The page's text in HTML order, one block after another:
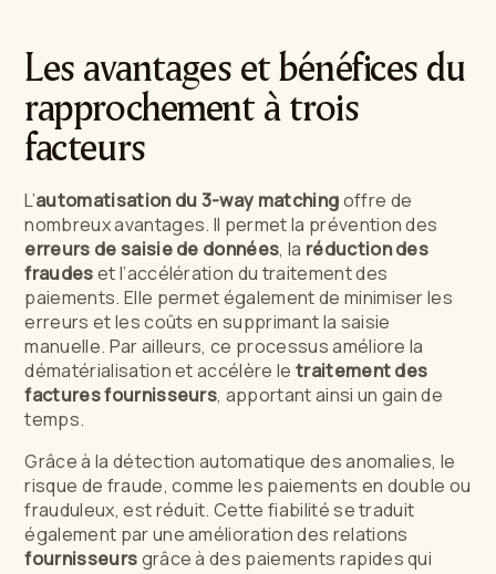
Les avantages et bénéfices du
rapprochement à trois
facteurs
L’automatisation du 3-way matchingoffre de
nombreux avantages. Il permet la prévention des
erreurs de saisie de données, la réduction des
fraudeset l’accélération du traitement des
paiements. Elle permet également de minimiser les
erreurs et les coûts en supprimant la saisie
manuelle. Par ailleurs, ce processus améliore la
dématérialisation et accélère le traitement des
factures fournisseurs, apportant ainsi un gain de
temps.
Grâce à la détection automatique des anomalies, le
risque de fraude, comme les paiements en double ou
frauduleux, est réduit. Cette fiabilité se traduit
également par une amélioration des relations
fournisseursgrâce à des paiements rapides qui